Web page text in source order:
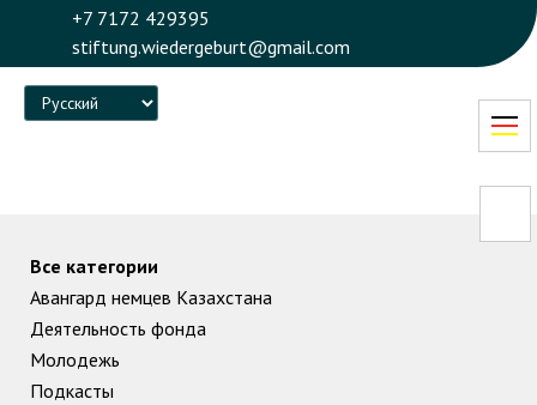
+7 7172 429395
stiftung.wiedergeburt@gmail.com
Language
Все категории
Авангард немцев Казахстана
Деятельность фонда
Молодежь
Подкасты